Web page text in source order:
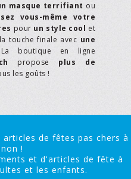
masque terrifiant ou
vous-même votre
pour un style cool et
touche finale avec une
boutique en ligne
propose plus de
les goûts !
de fêtes pas chers à
!
et d'articles de fête à
et les enfants.